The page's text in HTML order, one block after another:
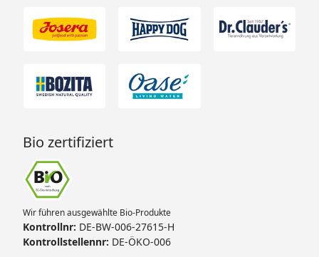
Bio zertifiziert
Wir führen ausgewählte Bio-Produkte
Kontrollnr: DE-BW-006-27615-H
Kontrollstellennr: DE-ÖKO-006